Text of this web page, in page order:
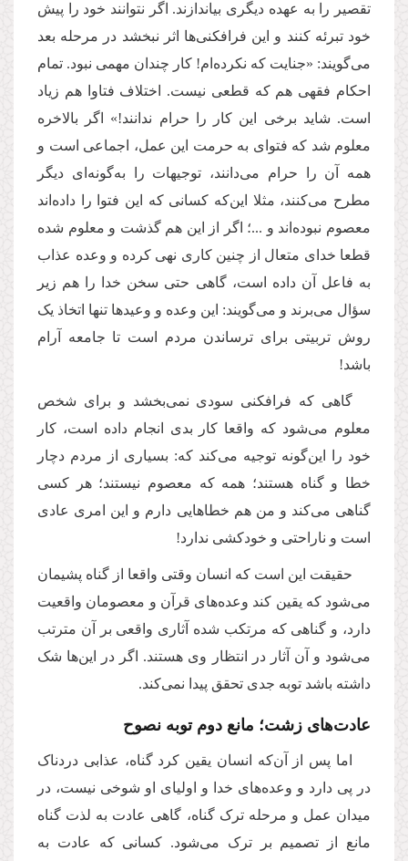
تقصیر را به عهده دیگری بیاندازند. اگر نتوانند خود را پیش
خود تبرئه کنند و این فرافکنی‌ها اثر نبخشد در مرحله بعد
می‌گویند: «جنایت که نکرده‌ام! کار چندان مهمی نبود. تمام
احکام فقهی هم که قطعی نیست. اختلاف فتاوا هم زیاد
است. شاید برخی این کار را حرام ندانند!» اگر بالاخره
معلوم شد که فتوای به حرمت این عمل، اجماعی است و
همه آن را حرام می‌دانند، توجیهات را به‌گونه‌ای دیگر
مطرح می‌کنند، مثلا این‌که کسانی که این فتوا را داده‌اند
معصوم نبوده‌اند و ...؛ اگر از این هم گذشت و معلوم شده
قطعا خدای متعال از چنین کاری نهی کرده و وعده عذاب
به فاعل آن داده است، گاهی حتی سخن خدا را هم زیر
سؤال می‌برند و می‌گویند: این وعده و وعیدها تنها اتخاذ یک
روش تربیتی برای ترساندن مردم است تا جامعه آرام
باشد!
گاهی که فرافکنی سودی نمی‌بخشد و برای شخص
معلوم می‌شود که واقعا کار بدی انجام داده است، کار
خود را این‌گونه توجیه می‌کند که: بسیاری از مردم دچار
خطا و گناه هستند؛ همه که معصوم نیستند؛ هر کسی
گناهی می‌کند و من هم خطاهایی دارم و این امری عادی
است و ناراحتی و خودکشی ندارد!
حقیقت این است که انسان وقتی واقعا از گناه پشیمان
می‌شود که یقین کند وعده‌های قرآن و معصومان واقعیت
دارد، و گناهی که مرتکب شده آثاری واقعی بر آن مترتب
می‌شود و آن آثار در انتظار وی هستند. اگر در این‌ها شک
داشته باشد توبه جدی تحقق پیدا نمی‌کند.
عادت‌های زشت؛ مانع دوم توبه نصوح
اما پس از آن‌که انسان یقین کرد گناه، عذابی دردناک
در پی دارد و وعده‌های خدا و اولیای او شوخی نیست، در
میدان عمل و مرحله ترک گناه، گاهی عادت به لذت گناه
مانع از تصمیم بر ترک می‌شود. کسانی که عادت به